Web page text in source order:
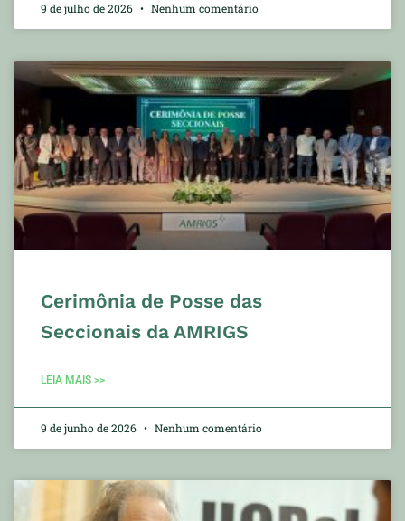
9 de julho de 2026 Nenhum comentário
Cerimônia de Posse das
Seccionais da AMRIGS
LEIA MAIS >>
9 de junho de 2026 Nenhum comentário